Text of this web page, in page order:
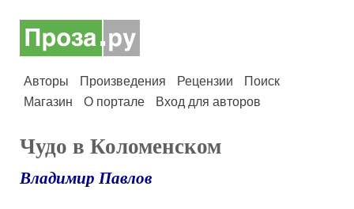
Авторы Произведения Рецензии
Поиск
Магазин
О портале Вход для авторов
Чудо в Коломенском
Владимир Павлов